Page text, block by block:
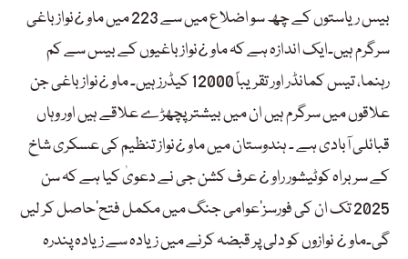
بیس ریاستوں کے چھ سو اضلاع میں سے 223 میں ماو ¿نواز باغی
سرگرم ہیں۔ایک اندازہ ہے کہ ماو ¿نواز باغیوں کے بیس سے کم
رہنما، تیس کمانڈر اور تقریباً 12000 کیڈرز ہیں۔ ماو ¿نواز باغی جن
علاقوں میں سرگرم ہیں ان میں بیشتر پچھڑے علاقے ہیں اور وہاں
قبائلی آبادی ہے ۔ ہندوستان میں ماو ¿نواز تنظیم کی عسکری شاخ
کے سربراہ کوٹیشور راو ¿ عرف کشن جی نے دعویٰ کیا ہے کہ سن
2025 تک ان کی فورسز’عوامی جنگ میں مکمل فتح‘حاصل کر لیں
گی۔ماو ¿ نوازوں کو دلی پر قبضہ کرنے میں زیادہ سے زیادہ پندرہ